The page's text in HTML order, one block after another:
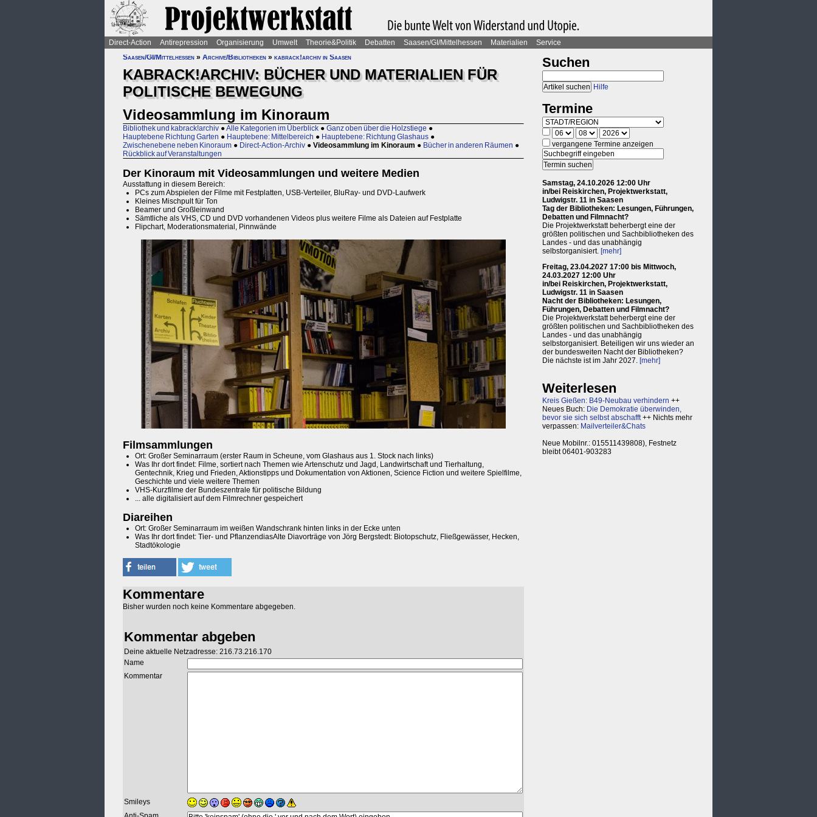
Direct-Action Antirepression Organisierung Umwelt Theorie&Politik Debatten Saasen/GI/Mittelhessen Materialien
Service
Saasen/GI/Mittelhessen » Archive/Bibliotheken » kabrack!archiv in Saasen
KABRACK!ARCHIV: BÜCHER UND MATERIALIEN FÜR
POLITISCHE BEWEGUNG
Videosammlung im Kinoraum
Bibliothek und kabrack!archiv ●Alle Kategorien im Überblick ● Ganz oben über die Holzstiege ●
Hauptebene Richtung Garten ● Hauptebene: Mittelbereich ● Hauptebene: Richtung Glashaus ●
Zwischenebene neben Kinoraum ● Direct-Action-Archiv ● Videosammlung im Kinoraum ● Bücher in anderen Räumen ●
Rückblick auf Veranstaltungen
Der Kinoraum mit Videosammlungen und weitere Medien
Ausstattung in diesem Bereich:
PCs zum Abspielen der Filme mit Festplatten, USB-Verteiler, BluRay- und DVD-Laufwerk
Kleines Mischpult für Ton
Beamer und Großleinwand
Sämtliche als VHS, CD und DVD vorhandenen Videos plus weitere Filme als Dateien auf Festplatte
Flipchart, Moderationsmaterial, Pinnwände
Filmsammlungen
Ort: Großer Seminarraum (erster Raum in Scheune, vom Glashaus aus 1. Stock nach links)
Was Ihr dort findet: Filme, sortiert nach Themen wie Artenschutz und Jagd, Landwirtschaft und Tierhaltung,
Gentechnik, Krieg und Frieden, Aktionstipps und Dokumentation von Aktionen, Science Fiction und weitere Spielfilme,
Geschichte und viele weitere Themen
VHS-Kurzfilme der Bundeszentrale für politische Bildung
... alle digitalisiert auf dem Filmrechner gespeichert
Diareihen
Ort: Großer Seminarraum im weißen Wandschrank hinten links in der Ecke unten
Was Ihr dort findet: Tier- und PflanzendiasAlte Diavorträge von Jörg Bergstedt: Biotopschutz, Fließgewässer, Hecken,
Stadtökologie
Kommentare
Bisher wurden noch keine Kommentare abgegeben.
Kommentar abgeben
Deine aktuelle Netzadresse: 216.73.216.170
Name
Kommentar
Smileys
Suchen
Hilfe
Termine
vergangene Termine anzeigen
Samstag, 24.10.2026 12:00 Uhr
in/bei Reiskirchen, Projektwerkstatt,
Ludwigstr. 11 in Saasen
Tag der Bibliotheken: Lesungen, Führungen,
Debatten und Filmnacht?
Die Projektwerkstatt beherbergt eine der
größten politischen und Sachbibliotheken des
Landes - und das unabhängig
selbstorganisiert. [mehr]
Freitag, 23.04.2027 17:00 bis Mittwoch,
24.03.2027 12:00 Uhr
in/bei Reiskirchen, Projektwerkstatt,
Ludwigstr. 11 in Saasen
Nacht der Bibliotheken: Lesungen,
Führungen, Debatten und Filmnacht?
Die Projektwerkstatt beherbergt eine der
größten politischen und Sachbibliotheken des
Landes - und das unabhängig
selbstorganisiert. Beteiligen wir uns wieder an
der bundesweiten Nacht der Bibliotheken?
Die nächste ist im Jahr 2027. [mehr]
Weiterlesen
Kreis Gießen: B49-Neubau verhindern ++
Neues Buch: Die Demokratie überwinden,
bevor sie sich selbst abschafft++ Nichts mehr
verpassen: Mailverteiler&Chats
Neue Mobilnr.: 015511439808), Festnetz
bleibt 06401-903283